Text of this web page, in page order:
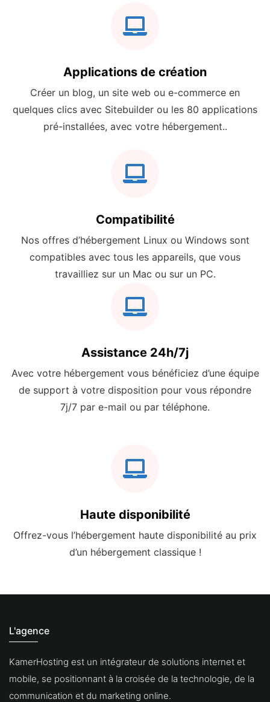
Applications de création
Créer un blog, un site web ou e-commerce en
quelques clics avec Sitebuilder ou les 80 applications
pré-installées, avec votre hébergement..
Compatibilité
Nos offres d’hébergement Linux ou Windows sont
compatibles avec tous les appareils, que vous
travailliez sur un Mac ou sur un PC.
Assistance 24h/7j
Avec votre hébergement vous bénéficiez d’une équipe
de support à votre disposition pour vous répondre
7j/7 par e-mail ou par téléphone.
Haute disponibilité
Offrez-vous l’hébergement haute disponibilité au prix
d’un hébergement classique !
L'agence
KamerHosting est un intégrateur de solutions internet et
mobile, se positionnant à la croisée de la technologie, de la
communication et du marketing online.